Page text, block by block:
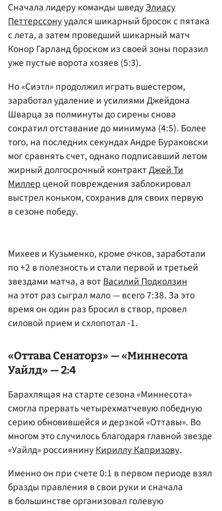
Сначала лидеру команды шведуЭлиасу
Петтерссонуудался шикарный бросок с пятака
с лета, а затем проведший шикарный матч
Конор Гарланд броском из своей зоны поразил
уже пустые ворота хозяев (5:3).
Но «Сиэтл» продолжил играть вшестером,
заработал удаление и усилиями Джейдона
Шварца за полминуты до сирены снова
сократил отставание до минимума (4:5). Более
того, на последних секундах Андре Бураковски
мог сравнять счет, однако подписавший летом
жирный долгосрочный контрактДжей Ти
Миллер ценой повреждения заблокировал
выстрел коньком, сохранив для своих первую
в сезоне победу.
Михеев и Кузьменко, кроме очков, заработали
по +2 в полезность и стали первой и третьей
звездами матча, а вотВасилий Подколзин
на этот раз сыграл мало — всего 7:38. За это
время он один раз бросил в створ, провел
силовой прием и схлопотал -1.
«Оттава Сенаторз» — «Миннесота
Уайлд» — 2:4
Барахлящая на старте сезона «Миннесота»
смогла прервать четырехматчевую победную
серию обновившейся и дерзкой «Оттавы». Во
многом это случилось благодаря главной звезде
«Уайлд» россиянинуКириллу Капризову.
Именно он при счете 0:1 в первом периоде взял
бразды правления в свои руки и сначала
в большинстве организовал голевую